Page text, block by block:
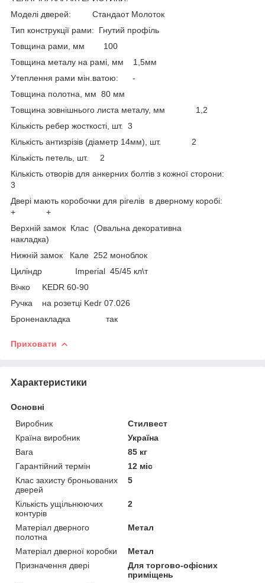
Моделі дверей: Стандаот Молоток
Тип конструкції рами: Гнутий профіль
Товщина рами, мм 100
Товщина металу на рамі, мм 1,5мм
Утеплення рами мін.ватою: -
Товщина полотна, мм 80 мм
Товщина зовнішнього листа металу, мм 1,2
Кількість ребер жосткості, шт. 3
Кількість антизрізів (діаметр 14мм), шт. 2
Кількість петель, шт. 2
Кількість отворів для анкерних болтів з кожної сторони:
3
Двері мають коробочки для рігелів в дверному коробі:
+ +
Верхній замок Клас (Овальна декоративна
накладка)
Нижній замок Кале 252 моноблок
Циліндр Imperial 45/45 кл\т
Вічко KEDR 60-90
Ручка на розетці Kedr 07.026
Броненакладка так
Приховати
Характеристики
Основні
Виробник
Стилвест
Країна виробник
Україна
Вага
85 кг
Гарантійний термін
12 міс
Клас захисту броньованих
дверей
5
Кількість ущільнюючих
контурів
2
Матеріал дверного
полотна
Метал
Матеріал дверної коробки
Метал
Призначення двері
Для торгово-офісних
приміщень